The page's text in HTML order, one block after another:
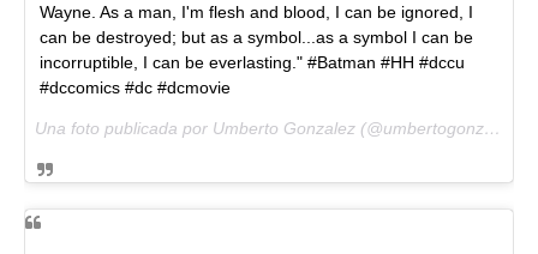
Wayne. As a man, I'm flesh and blood, I can be ignored, I
can be destroyed; but as a symbol...as a symbol I can be
incorruptible, I can be everlasting." #Batman #HH #dccu
#dccomics #dc #dcmovie
Una foto publicada por Umberto Gonzalez (@umbertogonzalez) el